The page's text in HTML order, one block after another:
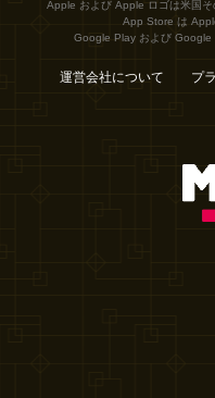
Apple および Apple ロゴは米国そ
App Store は
Google Play および Google
運営会社について プ